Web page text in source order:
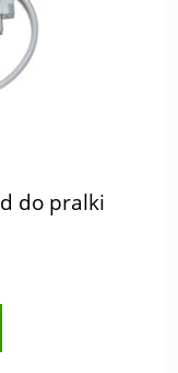
do pralki